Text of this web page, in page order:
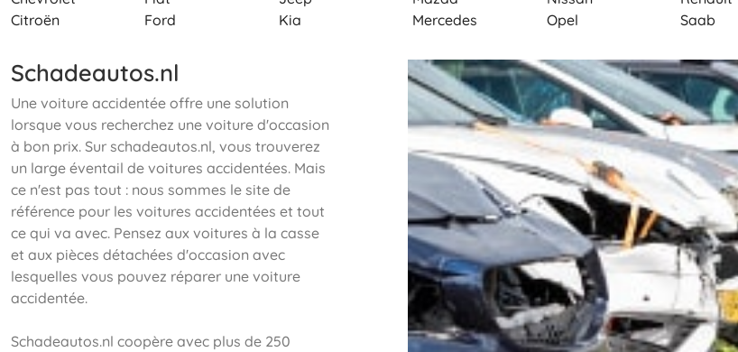
Citroën
Ford
Kia
Mercedes
Opel
Saab
Schadeautos.nl
Une voiture accidentée offre une solution
lorsque vous recherchez une voiture d'occasion
à bon prix. Sur schadeautos.nl, vous trouverez
un large éventail de voitures accidentées. Mais
ce n'est pas tout : nous sommes le site de
référence pour les voitures accidentées et tout
ce qui va avec. Pensez aux voitures à la casse
et aux pièces détachées d'occasion avec
lesquelles vous pouvez réparer une voiture
accidentée.
Schadeautos.nl coopère avec plus de 250